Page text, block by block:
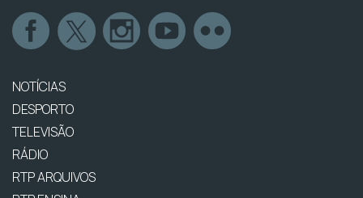
NOTÍCIAS
DESPORTO
TELEVISÃO
RÁDIO
RTP ARQUIVOS